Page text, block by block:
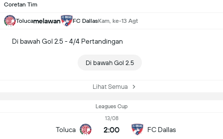
Coretan Tim
Tolucamelawan FC DallasKam, ke-13 Agt
Di bawah Gol 2.5 - 4/4 Pertandingan
Di bawah Gol 2.5
Lihat Semua
Leagues Cup
Toluca
13/08
2:00 FC Dallas